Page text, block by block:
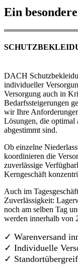
Ein
DACH
individueller
Versorgung auch in
Bedarfssteigerungen
wir Ihre
Lösungen, die optimal
abgestimmt sind.
Ob einzelne
koordinieren die
zuverlässige
Kerngeschäft
Auch im
Zuverlässigkeit:
noch am selben Tag
werden innerhalb von
✓ Warenversand
✓ Individuelle
✓